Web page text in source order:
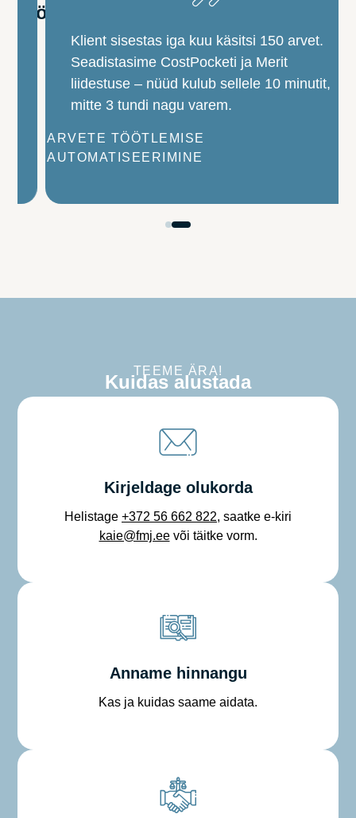
tööst
Klient sisestas iga kuu käsitsi 150 arvet.
Seadistasime CostPocketi ja Merit
liidestuse – nüüd kulub sellele 10 minutit,
mitte 3 tundi nagu varem.
ARVETE TÖÖTLEMISE
AUTOMATISEERIMINE
TEEME ÄRA!
Kuidas alustada
Kirjeldage olukorda
Helistage +372 56 662 822, saatke e-kiri
kaie@fmj.eevõi täitke vorm.
Anname hinnangu
Kas ja kuidas saame aidata.